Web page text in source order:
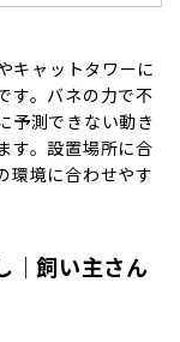
キャットタワーに
す。バネの力で不
予測できない動き
す。設置場所に合
環境に合わせやす
｜飼い主さん